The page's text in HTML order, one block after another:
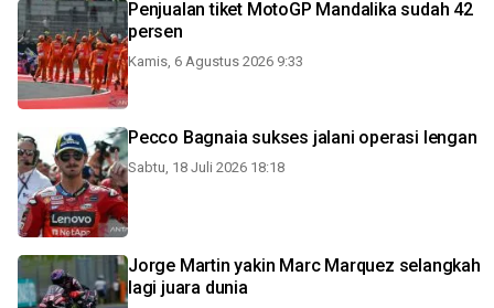
Penjualan tiket MotoGP Mandalika sudah 42
persen
Kamis, 6 Agustus 2026 9:33
Pecco Bagnaia sukses jalani operasi lengan
Sabtu, 18 Juli 2026 18:18
Jorge Martin yakin Marc Marquez selangkah
lagi juara dunia